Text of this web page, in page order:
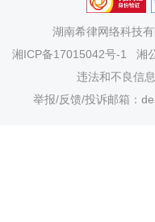
湖南希律网络科技有
湘ICP备17015042号-1
湘
违法和不良信
举报/反馈/投诉邮箱：